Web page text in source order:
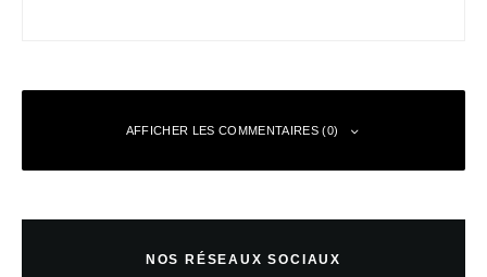
AFFICHER LES COMMENTAIRES (0)
NOS RÉSEAUX SOCIAUX